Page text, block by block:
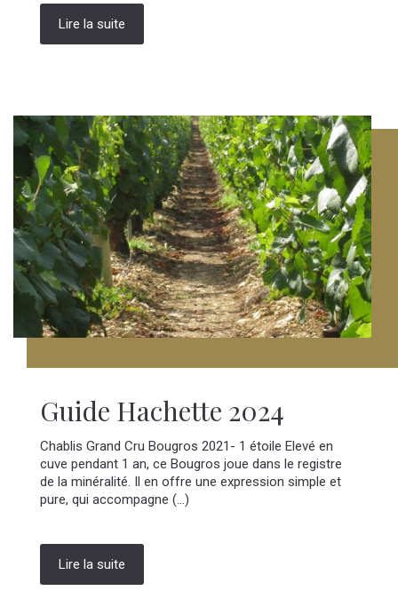
Lire la suite
Guide Hachette 2024
Chablis Grand Cru Bougros 2021- 1 étoile Elevé en
cuve pendant 1 an, ce Bougros joue dans le registre
de la minéralité. Il en offre une expression simple et
pure, qui accompagne (...)
Lire la suite